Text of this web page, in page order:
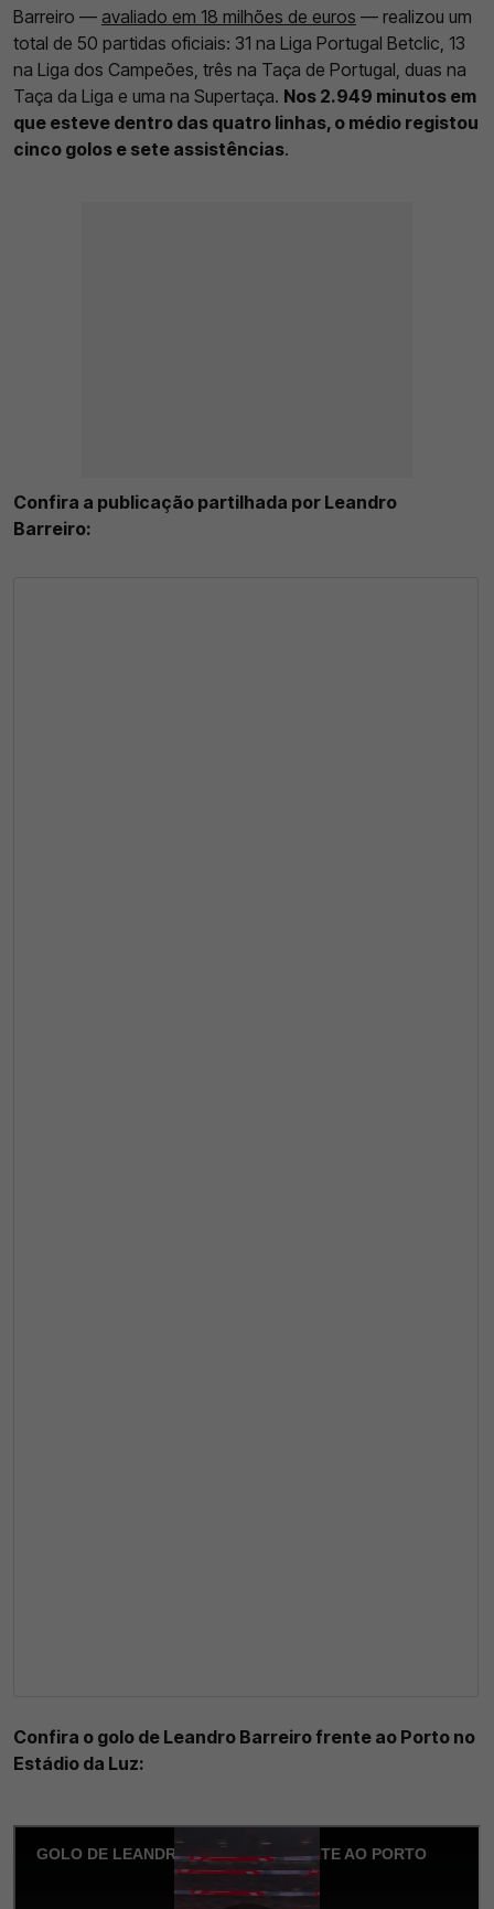
Barreiro — avaliado em 18 milhões de euros — realizou um
total de 50 partidas oficiais: 31 na Liga Portugal Betclic, 13
na Liga dos Campeões, três na Taça de Portugal, duas na
Taça da Liga e uma na Supertaça. Nos 2.949 minutos em
que esteve dentro das quatro linhas, o médio registou
cinco golos e sete assistências.
Confira a publicação partilhada por Leandro
Barreiro:
Confira o golo de Leandro Barreiro frente ao Porto no
Estádio da Luz: